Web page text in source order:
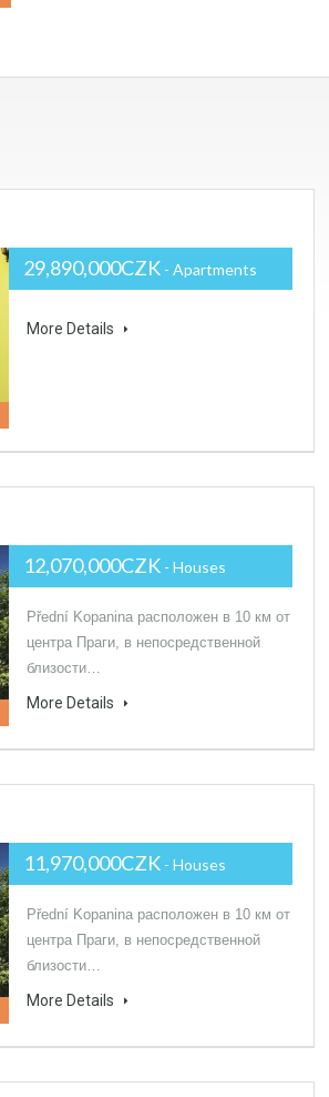
29,890,000CZK - Apartments
More Details
12,070,000CZK - Houses
Přední Kopanina расположен в 10 км от
центра Праги, в непосредственной
близости…
More Details
11,970,000CZK - Houses
Přední Kopanina расположен в 10 км от
центра Праги, в непосредственной
близости…
More Details